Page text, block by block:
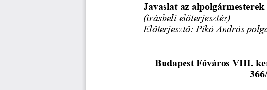
Javaslat az
(írásbeli előterjesztés)
Előterjesztő: Pikó András
Budapest Főváros VIII.